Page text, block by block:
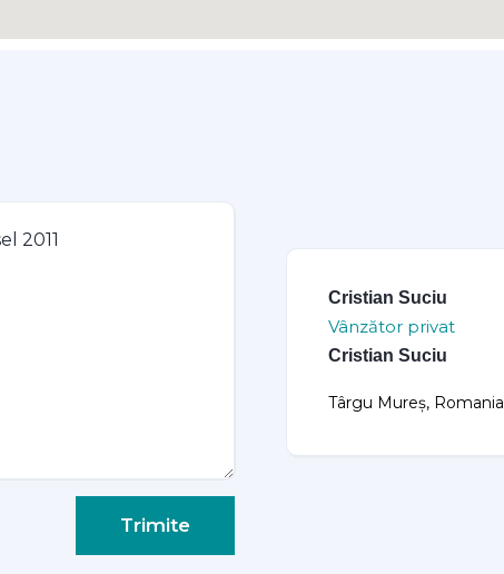
Trimite
Cristian Suciu
Vânzător privat
Cristian Suciu
Târgu Mureș, Romania